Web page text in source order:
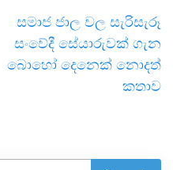
සමාජ ජාල වල සැරිසැරූ
සංවේදී සේයාරුවක් ගැන
බොහෝ දෙනෙක් නොදත්
කතාව